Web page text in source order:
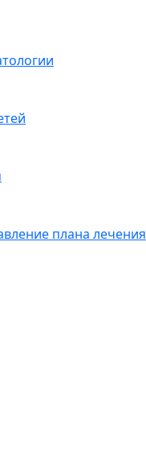
плана лечения